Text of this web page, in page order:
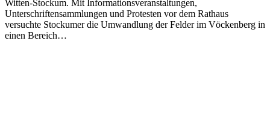
Witten-Stockum. Mit Informationsveranstaltungen,
Unterschriftensammlungen und Protesten vor dem Rathaus
versuchte Stockumer die Umwandlung der Felder im Vöckenberg in
einen Bereich…